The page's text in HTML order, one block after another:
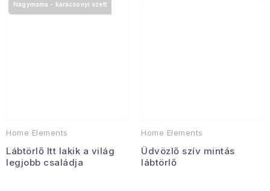
Home Elements
Lábtörlő Itt lakik a világ
legjobb családja
Nagymama - karácsonyi szett
Home Elements
Üdvözlő szív mintás
lábtörlő